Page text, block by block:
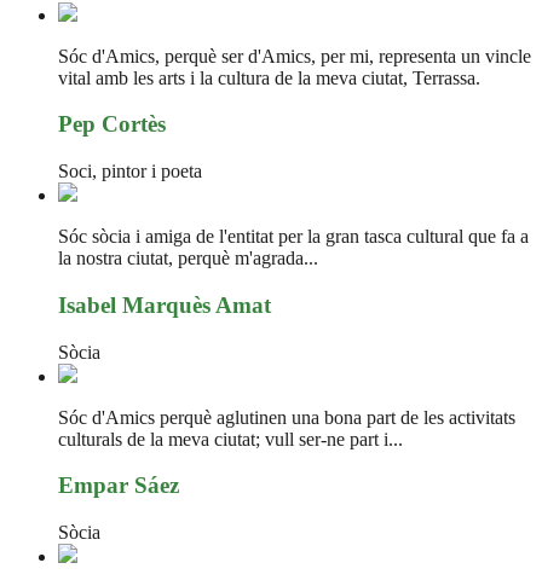
Sóc d'Amics, perquè ser d'Amics, per mi, representa un vincle
vital amb les arts i la cultura de la meva ciutat, Terrassa.
Pep Cortès
Soci, pintor i poeta
Sóc sòcia i amiga de l'entitat per la gran tasca cultural que fa a
la nostra ciutat, perquè m'agrada...
Isabel Marquès Amat
Sòcia
Sóc d'Amics perquè aglutinen una bona part de les activitats
culturals de la meva ciutat; vull ser-ne part i...
Empar Sáez
Sòcia